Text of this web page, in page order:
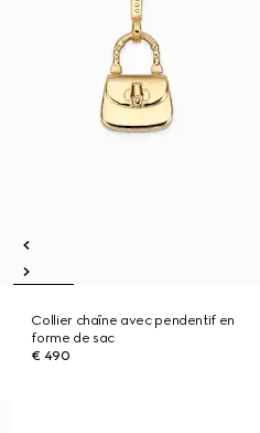
Collier chaîne avec pendentif en
forme de sac
€ 490